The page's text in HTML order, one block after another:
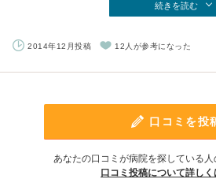
続きを読む
2014年12月投稿 12人が参考になった
口コミを投
あなたの口コミが病院を探している人
口コミ投稿について詳しく